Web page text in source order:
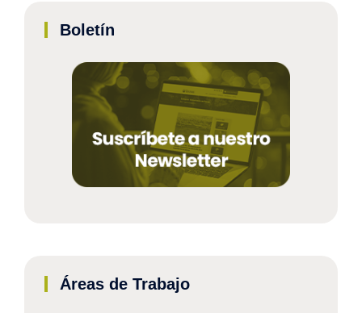
Boletín
Áreas de Trabajo